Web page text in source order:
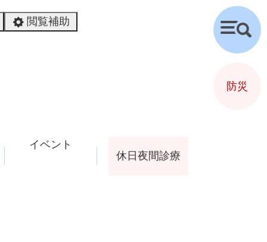
閲覧補助
イベント
休日夜間診療
検
索
防災